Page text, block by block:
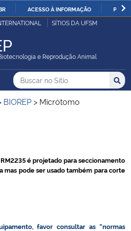
IR
ACESSO À INFORMAÇÃO
Pública
e Abastecimento
SÍTIOS DA UFSM
e Reprodução Animal
do Sítio
Busca
Buscar no no Sítio
Busca:
BIOREP > Micrótomo
é projetado para seccionamento
mas pode ser usado também para corte
favor consultar as “normas